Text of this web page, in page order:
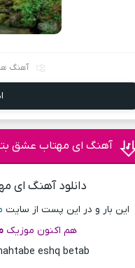
آهنگ
آهنگ ای مهتاب عشق
دانلود آهنگ ای
این بار و در این پست از سایت
هم اکنون موزیک
eshq betab